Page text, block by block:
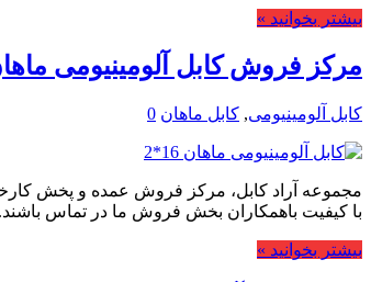
بیشتر بخوانید »
مرکز فروش کابل آلومینیومی ماهان
کابل آلومینیومی, کابل ماهان 0
با کیفیت باهمکاران بخش فروش ما در تماس
بیشتر بخوانید »